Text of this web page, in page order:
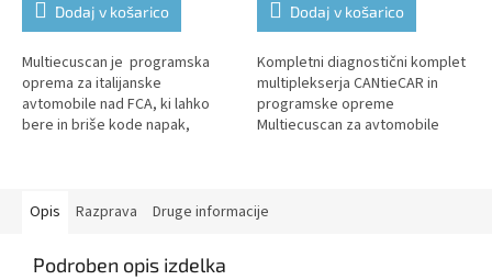
Dodaj v košarico
Multiecuscan je programska
oprema za italijanske
avtomobile nad FCA, ki lahko
bere in briše kode napak,
Dodaj v košarico
Kompletni diagnostični komplet
multiplekserja CANtieCAR in
programske opreme
Multiecuscan za avtomobile
Opis Razprava Druge informacije
Podroben opis izdelka